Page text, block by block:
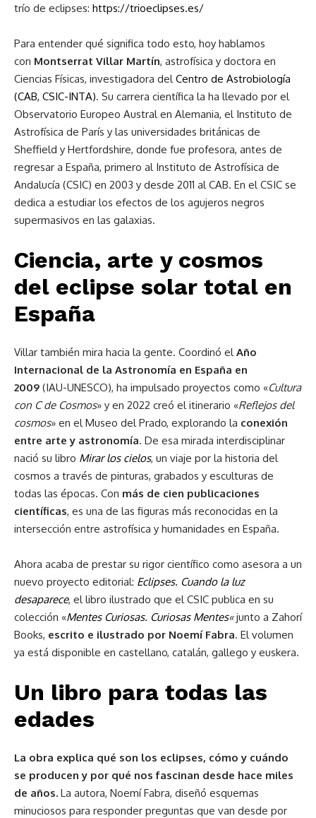
trío de eclipses: https://trioeclipses.es/
Para entender qué significa todo esto, hoy hablamos
con Montserrat Villar Martín, astrofísica y doctora en
Ciencias Físicas, investigadora del Centro de Astrobiología
(CAB, CSIC-INTA). Su carrera científica la ha llevado por el
Observatorio Europeo Austral en Alemania, el Instituto de
Astrofísica de París y las universidades británicas de
Sheffield y Hertfordshire, donde fue profesora, antes de
regresar a España, primero al Instituto de Astrofísica de
Andalucía (CSIC) en 2003 y desde 2011 al CAB. En el CSIC se
dedica a estudiar los efectos de los agujeros negros
supermasivos en las galaxias.
Ciencia, arte y cosmos
del eclipse solar total en
España
Villar también mira hacia la gente. Coordinó el Año
Internacional de la Astronomía en España en
2009 (IAU-UNESCO), ha impulsado proyectos como «Cultura
con C de Cosmos» y en 2022 creó el itinerario «Reflejos del
cosmos» en el Museo del Prado, explorando la conexión
entre arte y astronomía. De esa mirada interdisciplinar
nació su libro Mirar los cielos, un viaje por la historia del
cosmos a través de pinturas, grabados y esculturas de
todas las épocas. Con más de cien publicaciones
científicas, es una de las figuras más reconocidas en la
intersección entre astrofísica y humanidades en España.
Ahora acaba de prestar su rigor científico como asesora a un
nuevo proyecto editorial: Eclipses. Cuando la luz
desaparece, el libro ilustrado que el CSIC publica en su
colección «Mentes Curiosas. Curiosas Mentes«junto a Zahorí
Books, escrito e ilustrado por Noemí Fabra. El volumen
ya está disponible en castellano, catalán, gallego y euskera.
Un libro para todas las
edades
La obra explica qué son los eclipses, cómo y cuándo
se producen y por qué nos fascinan desde hace miles
de años. La autora, Noemí Fabra, diseñó esquemas
minuciosos para responder preguntas que van desde por